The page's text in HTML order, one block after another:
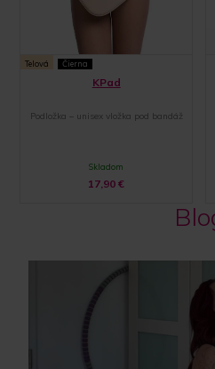
Telová Čierna
KPad
Podložka – unisex vložka pod bandáž
Skladom
17,90€